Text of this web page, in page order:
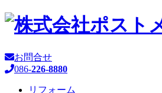
お問合せ
086-226-8880
リフォーム